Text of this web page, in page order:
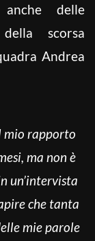
delle
scorsa
Andrea
mio rapporto
ma non è
un’intervista
che tanta
mie parole